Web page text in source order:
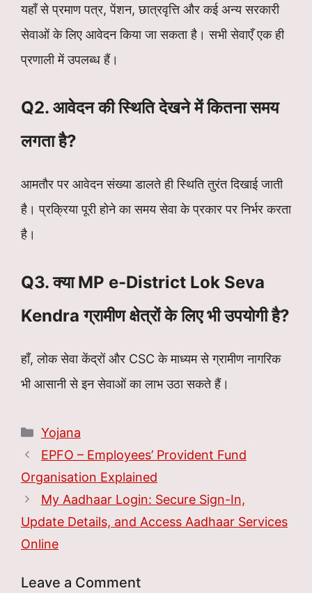
यहाँ से प्रमाण पत्र, पेंशन, छात्रवृत्ति और कई अन्य सरकारी
सेवाओं के लिए आवेदन किया जा सकता है। सभी सेवाएँ एक ही
प्रणाली में उपलब्ध हैं।
Q2. आवेदन की स्थिति देखने में कितना समय
लगता है?
आमतौर पर आवेदन संख्या डालते ही स्थिति तुरंत दिखाई जाती
है। प्रक्रिया पूरी होने का समय सेवा के प्रकार पर निर्भर करता
है।
Q3. क्या MP e-District Lok Seva
Kendra ग्रामीण क्षेत्रों के लिए भी उपयोगी है?
हाँ, लोक सेवा केंद्रों और CSC के माध्यम से ग्रामीण नागरिक
भी आसानी से इन सेवाओं का लाभ उठा सकते हैं।
Categories
Yojana
EPFO – Employees’ Provident Fund
Organisation Explained
My Aadhaar Login: Secure Sign-In,
Update Details, and Access Aadhaar Services
Online
Leave a Comment